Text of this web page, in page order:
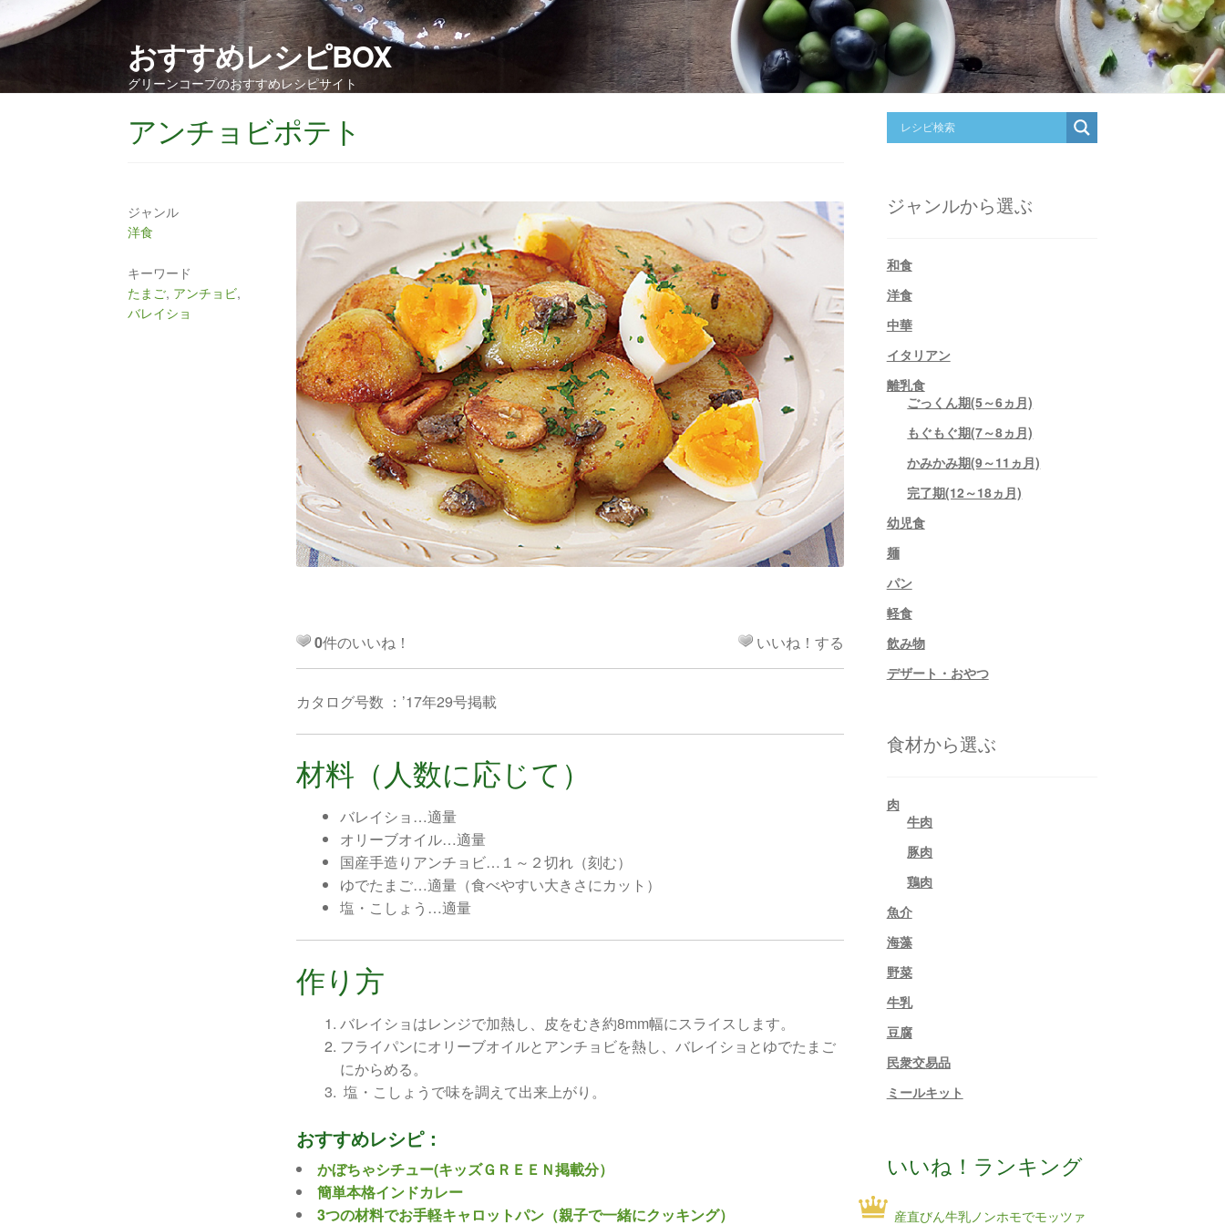
おすすめレシピBOX
グリーンコープのおすすめレシピサイト
アンチョビポテト
ジャンル
洋食
キーワード
たまご, アンチョビ,
バレイショ
0件のいいね！ いいね！する
カタログ号数 ：’17年29号掲載
材料（人数に応じて）
バレイショ…適量
オリーブオイル…適量
国産手造りアンチョビ…１～２切れ（刻む）
ゆでたまご…適量（食べやすい大きさにカット）
塩・こしょう…適量
作り方
バレイショはレンジで加熱し、皮をむき約8mm幅にスライスします。
フライパンにオリーブオイルとアンチョビを熱し、バレイショとゆでたまご
にからめる。
塩・こしょうで味を調えて出来上がり。
おすすめレシピ：
かぼちゃシチュー(キッズＧＲＥＥＮ掲載分）
簡単本格インドカレー
3つの材料でお手軽キャロットパン（親子で一緒にクッキング）
ジャンルから選ぶ
和食
洋食
中華
イタリアン
離乳食
ごっくん期(5～6ヵ月)
もぐもぐ期(7～8ヵ月)
かみかみ期(9～11ヵ月)
完了期(12～18ヵ月)
幼児食
麺
パン
軽食
飲み物
デザート・おやつ
食材から選ぶ
肉
牛肉
豚肉
鶏肉
魚介
海藻
野菜
牛乳
豆腐
民衆交易品
ミールキット
いいね！ランキング
産直びん牛乳ノンホモでモッツァ